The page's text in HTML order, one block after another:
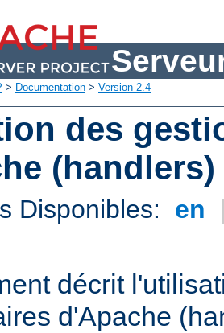
> Documentation > Version 2.4
des
(handlers)
Disponibles: en
décrit
d'Apache